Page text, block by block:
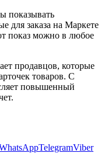
показывать
для заказа на Маркете
показ можно в любое
продавцов, которые
товаров. С
повышенный
TelegramViber